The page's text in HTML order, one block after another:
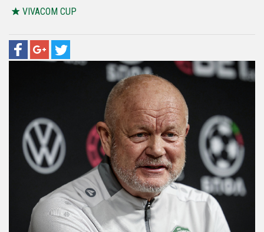
VIVACOM CUP